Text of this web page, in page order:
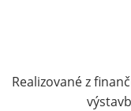
Realizované z